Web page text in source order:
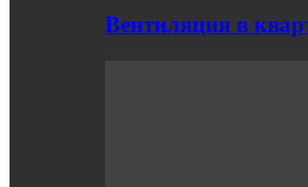
Вентиляция в